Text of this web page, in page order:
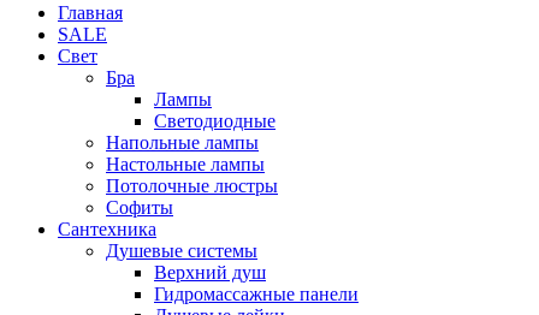
Главная
SALE
Свет
Бра
Лампы
Светодиодные
Напольные лампы
Настольные лампы
Потолочные люстры
Софиты
Сантехника
Душевые системы
Верхний душ
Гидромассажные панели